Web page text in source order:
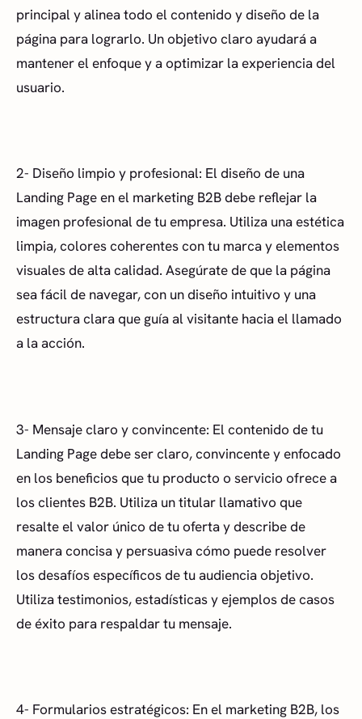
principal y alinea todo el contenido y diseño de la
página para lograrlo. Un objetivo claro ayudará a
mantener el enfoque y a optimizar la experiencia del
usuario.
2- Diseño limpio y profesional: El diseño de una
Landing Page en el marketing B2B debe reflejar la
imagen profesional de tu empresa. Utiliza una estética
limpia, colores coherentes con tu marca y elementos
visuales de alta calidad. Asegúrate de que la página
sea fácil de navegar, con un diseño intuitivo y una
estructura clara que guía al visitante hacia el llamado
a la acción.
3- Mensaje claro y convincente: El contenido de tu
Landing Page debe ser claro, convincente y enfocado
en los beneficios que tu producto o servicio ofrece a
los clientes B2B. Utiliza un titular llamativo que
resalte el valor único de tu oferta y describe de
manera concisa y persuasiva cómo puede resolver
los desafíos específicos de tu audiencia objetivo.
Utiliza testimonios, estadísticas y ejemplos de casos
de éxito para respaldar tu mensaje.
4- Formularios estratégicos: En el marketing B2B, los